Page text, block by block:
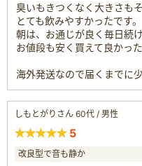
臭いもきつくなく大きさも
とても飲みやすかったです。
朝は、お通じが良く毎日続
お値段も安く買えて良かった
海外発送なので届くまでに
しもとがりさん 60代 / 男性
5
改良型で音も静か